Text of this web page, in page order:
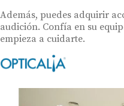
Además, puedes adquirir
audición. Confía en su
empieza a cuidarte.